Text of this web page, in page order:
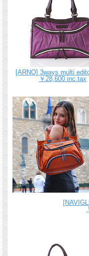
[ARNO] 3ways multi
￥28,600 inc.tax